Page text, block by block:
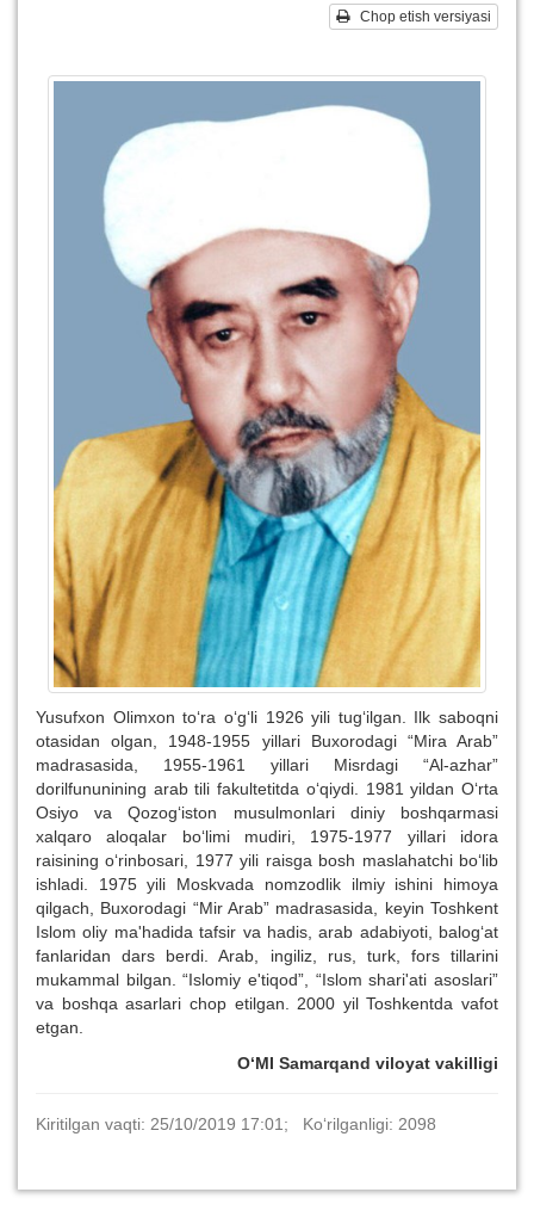
Chop etish versiyasi
Yusufxon Olimxon to‘ra o‘g‘li 1926 yili tug‘ilgan. Ilk saboqni
otasidan olgan, 1948-1955 yillari Buxorodagi “Mira Arab”
madrasasida, 1955-1961 yillari Misrdagi “Al-azhar”
dorilfununining arab tili fakultetitda o‘qiydi. 1981 yildan O‘rta
Osiyo va Qozog‘iston musulmonlari diniy boshqarmasi
xalqaro aloqalar bo‘limi mudiri, 1975-1977 yillari idora
raisining o‘rinbosari, 1977 yili raisga bosh maslahatchi bo‘lib
ishladi. 1975 yili Moskvada nomzodlik ilmiy ishini himoya
qilgach, Buxorodagi “Mir Arab” madrasasida, keyin Toshkent
Islom oliy ma'hadida tafsir va hadis, arab adabiyoti, balog‘at
fanlaridan dars berdi. Arab, ingiliz, rus, turk, fors tillarini
mukammal bilgan. “Islomiy e'tiqod”, “Islom shari'ati asoslari”
va boshqa asarlari chop etilgan. 2000 yil Toshkentda vafot
etgan.
O‘MI Samarqand viloyat vakilligi
Kiritilgan vaqti: 25/10/2019 17:01; Ko‘rilganligi: 2098